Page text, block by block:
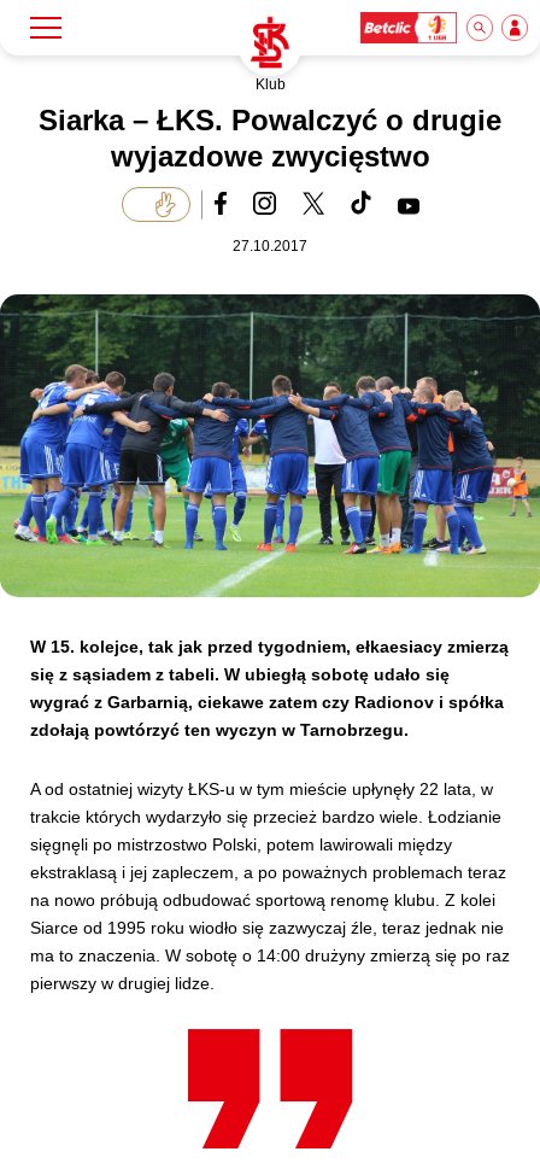
Klub
Akademia
Biznes
Dla mediów
SKLEP KUP BILET
Klub
Siarka – ŁKS. Powalczyć o drugie
wyjazdowe zwycięstwo
27.10.2017
W 15. kolejce, tak jak przed tygodniem, ełkaesiacy zmierzą
się z sąsiadem z tabeli. W ubiegłą sobotę udało się
wygrać z Garbarnią, ciekawe zatem czy Radionov i spółka
zdołają powtórzyć ten wyczyn w Tarnobrzegu.
A od ostatniej wizyty ŁKS-u w tym mieście upłynęły 22 lata, w
trakcie których wydarzyło się przecież bardzo wiele. Łodzianie
sięgnęli po mistrzostwo Polski, potem lawirowali między
ekstraklasą i jej zapleczem, a po poważnych problemach teraz
na nowo próbują odbudować sportową renomę klubu. Z kolei
Siarce od 1995 roku wiodło się zazwyczaj źle, teraz jednak nie
ma to znaczenia. W sobotę o 14:00 drużyny zmierzą się po raz
pierwszy w drugiej lidze.